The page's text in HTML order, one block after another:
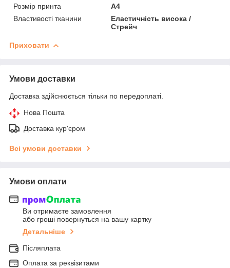
Розмір принта
А4
Властивості тканини
Еластичність висока /
Стрейч
Приховати
Умови доставки
Доставка здійснюється тільки по передоплаті.
Нова Пошта
Доставка кур'єром
Всі умови доставки
Умови оплати
Ви отримаєте замовлення
або гроші повернуться на вашу картку
Детальніше
Післяплата
Оплата за реквізитами